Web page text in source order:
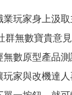
業玩家身上汲
群無數寶貴意
無數原型產品
玩家與改機達